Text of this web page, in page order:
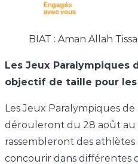
BIAT : Aman Allah
Les Jeux Paralympiques
objectif de taille pour
Les Jeux Paralympiques de
dérouleront du 28 août au
rassembleront des
concourir dans différentes